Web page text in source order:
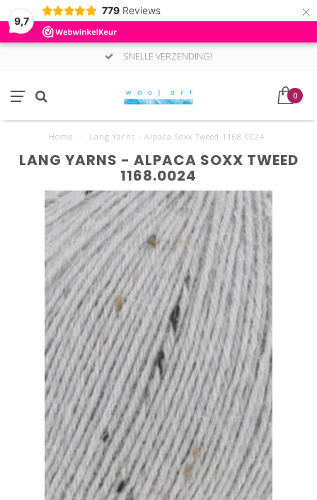
9,7
779 Reviews ×
SNELLE VERZENDING!
0
Home Lang Yarns - Alpaca Soxx Tweed 1168.0024
LANG YARNS - ALPACA SOXX TWEED
1168.0024